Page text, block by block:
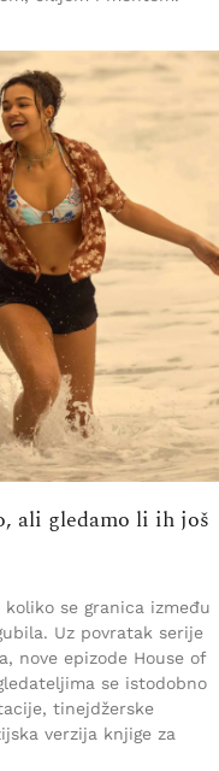
ali gledamo li ih još
se granica između
Uz povratak serije
nove epizode House of
se istodobno
tinejdžerske
verzija knjige za